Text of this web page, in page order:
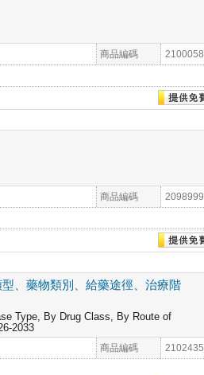
商品編碼 2100058
商品編碼 2098999
、藥物類別、給藥途徑、治療階
Type, By Drug Class, By Route of
2033
商品編碼 2102435